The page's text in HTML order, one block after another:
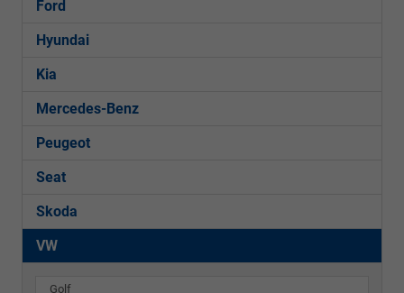
Ford
Hyundai
Kia
Mercedes-Benz
Peugeot
Seat
Skoda
VW
Golf